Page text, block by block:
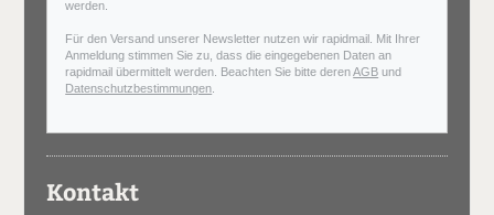
werden.
Für den Versand unserer Newsletter nutzen wir rapidmail. Mit Ihrer
Anmeldung stimmen Sie zu, dass die eingegebenen Daten an
rapidmail übermittelt werden. Beachten Sie bitte derenAGB und
Datenschutzbestimmungen
Kontakt